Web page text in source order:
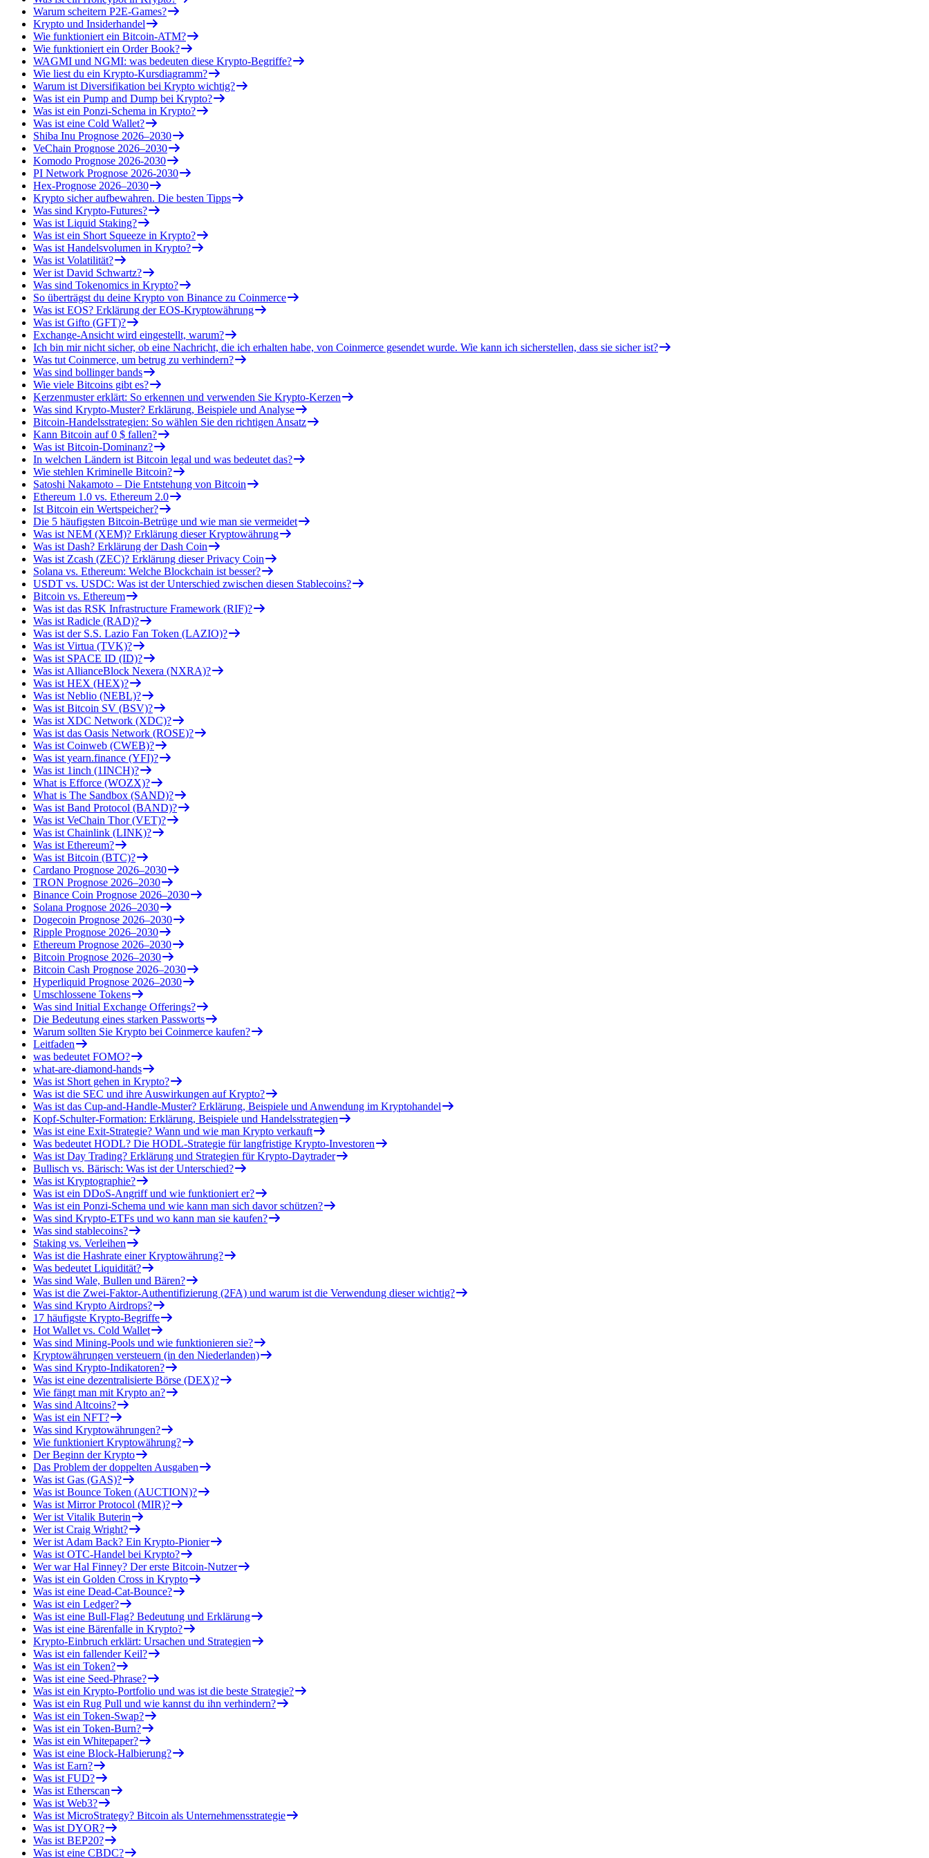
Warum scheitern P2E-Games?
Krypto und Insiderhandel
Wie funktioniert ein Bitcoin-ATM?
Wie funktioniert ein Order Book?
WAGMI und NGMI: was bedeuten diese Krypto-Begriffe?
Wie liest du ein Krypto-Kursdiagramm?
Warum ist Diversifikation bei Krypto wichtig?
Was ist ein Pump and Dump bei Krypto?
Was ist ein Ponzi-Schema in Krypto?
Was ist eine Cold Wallet?
Shiba Inu Prognose 2026–2030
VeChain Prognose 2026–2030
Komodo Prognose 2026-2030
PI Network Prognose 2026-2030
Hex-Prognose 2026–2030
Krypto sicher aufbewahren. Die besten Tipps
Was sind Krypto-Futures?
Was ist Liquid Staking?
Was ist ein Short Squeeze in Krypto?
Was ist Handelsvolumen in Krypto?
Was ist Volatilität?
Wer ist David Schwartz?
Was sind Tokenomics in Krypto?
So überträgst du deine Krypto von Binance zu Coinmerce
Was ist EOS? Erklärung der EOS-Kryptowährung
Was ist Gifto (GFT)?
Exchange-Ansicht wird eingestellt, warum?
Ich bin mir nicht sicher, ob eine Nachricht, die ich erhalten habe, von Coinmerce gesendet wurde. Wie kann ich sicherstellen, dass sie sicher ist?
Was tut Coinmerce, um betrug zu verhindern?
Was sind bollinger bands
Wie viele Bitcoins gibt es?
Kerzenmuster erklärt: So erkennen und verwenden Sie Krypto-Kerzen
Was sind Krypto-Muster? Erklärung, Beispiele und Analyse
Bitcoin-Handelsstrategien: So wählen Sie den richtigen Ansatz
Kann Bitcoin auf 0 $ fallen?
Was ist Bitcoin-Dominanz?
In welchen Ländern ist Bitcoin legal und was bedeutet das?
Wie stehlen Kriminelle Bitcoin?
Satoshi Nakamoto – Die Entstehung von Bitcoin
Ethereum 1.0 vs. Ethereum 2.0
Ist Bitcoin ein Wertspeicher?
Die 5 häufigsten Bitcoin-Betrüge und wie man sie vermeidet
Was ist NEM (XEM)? Erklärung dieser Kryptowährung
Was ist Dash? Erklärung der Dash Coin
Was ist Zcash (ZEC)? Erklärung dieser Privacy Coin
Solana vs. Ethereum: Welche Blockchain ist besser?
USDT vs. USDC: Was ist der Unterschied zwischen diesen Stablecoins?
Bitcoin vs. Ethereum
Was ist das RSK Infrastructure Framework (RIF)?
Was ist Radicle (RAD)?
Was ist der S.S. Lazio Fan Token (LAZIO)?
Was ist Virtua (TVK)?
Was ist SPACE ID (ID)?
Was ist AllianceBlock Nexera (NXRA)?
Was ist HEX (HEX)?
Was ist Neblio (NEBL)?
Was ist Bitcoin SV (BSV)?
Was ist XDC Network (XDC)?
Was ist das Oasis Network (ROSE)?
Was ist Coinweb (CWEB)?
Was ist yearn.finance (YFI)?
Was ist 1inch (1INCH)?
What is Efforce (WOZX)?
What is The Sandbox (SAND)?
Was ist Band Protocol (BAND)?
Was ist VeChain Thor (VET)?
Was ist Chainlink (LINK)?
Was ist Ethereum?
Was ist Bitcoin (BTC)?
Cardano Prognose 2026–2030
TRON Prognose 2026–2030
Binance Coin Prognose 2026–2030
Solana Prognose 2026–2030
Dogecoin Prognose 2026–2030
Ripple Prognose 2026–2030
Ethereum Prognose 2026–2030
Bitcoin Prognose 2026–2030
Bitcoin Cash Prognose 2026–2030
Hyperliquid Prognose 2026–2030
Umschlossene Tokens
Was sind Initial Exchange Offerings?
Die Bedeutung eines starken Passworts
Warum sollten Sie Krypto bei Coinmerce kaufen?
Leitfaden
was bedeutet FOMO?
what-are-diamond-hands
Was ist Short gehen in Krypto?
Was ist die SEC und ihre Auswirkungen auf Krypto?
Was ist das Cup-and-Handle-Muster? Erklärung, Beispiele und Anwendung im Kryptohandel
Kopf-Schulter-Formation: Erklärung, Beispiele und Handelsstrategien
Was ist eine Exit-Strategie? Wann und wie man Krypto verkauft
Was bedeutet HODL? Die HODL-Strategie für langfristige Krypto-Investoren
Was ist Day Trading? Erklärung und Strategien für Krypto-Daytrader
Bullisch vs. Bärisch: Was ist der Unterschied?
Was ist Kryptographie?
Was ist ein DDoS-Angriff und wie funktioniert er?
Was ist ein Ponzi-Schema und wie kann man sich davor schützen?
Was sind Krypto-ETFs und wo kann man sie kaufen?
Was sind stablecoins?
Staking vs. Verleihen
Was ist die Hashrate einer Kryptowährung?
Was bedeutet Liquidität?
Was sind Wale, Bullen und Bären?
Was ist die Zwei-Faktor-Authentifizierung (2FA) und warum ist die Verwendung dieser wichtig?
Was sind Krypto Airdrops?
17 häufigste Krypto-Begriffe
Hot Wallet vs. Cold Wallet
Was sind Mining-Pools und wie funktionieren sie?
Kryptowährungen versteuern (in den Niederlanden)
Was sind Krypto-Indikatoren?
Was ist eine dezentralisierte Börse (DEX)?
Wie fängt man mit Krypto an?
Was sind Altcoins?
Was ist ein NFT?
Was sind Kryptowährungen?
Wie funktioniert Kryptowährung?
Der Beginn der Krypto
Das Problem der doppelten Ausgaben
Was ist Gas (GAS)?
Was ist Bounce Token (AUCTION)?
Was ist Mirror Protocol (MIR)?
Wer ist Vitalik Buterin
Wer ist Craig Wright?
Wer ist Adam Back? Ein Krypto-Pionier
Was ist OTC-Handel bei Krypto?
Wer war Hal Finney? Der erste Bitcoin-Nutzer
Was ist ein Golden Cross in Krypto
Was ist eine Dead-Cat-Bounce?
Was ist ein Ledger?
Was ist eine Bull-Flag? Bedeutung und Erklärung
Was ist eine Bärenfalle in Krypto?
Krypto-Einbruch erklärt: Ursachen und Strategien
Was ist ein fallender Keil?
Was ist ein Token?
Was ist eine Seed-Phrase?
Was ist ein Krypto-Portfolio und was ist die beste Strategie?
Was ist ein Rug Pull und wie kannst du ihn verhindern?
Was ist ein Token-Swap?
Was ist ein Token-Burn?
Was ist ein Whitepaper?
Was ist eine Block-Halbierung?
Was ist Earn?
Was ist FUD?
Was ist Etherscan
Was ist Web3?
Was ist MicroStrategy? Bitcoin als Unternehmensstrategie
Was ist DYOR?
Was ist BEP20?
Was ist eine CBDC?